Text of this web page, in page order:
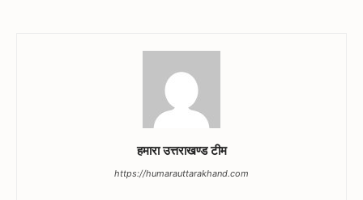
हमारा उत्तराखण्ड टीम
https://humarauttarakhand.com